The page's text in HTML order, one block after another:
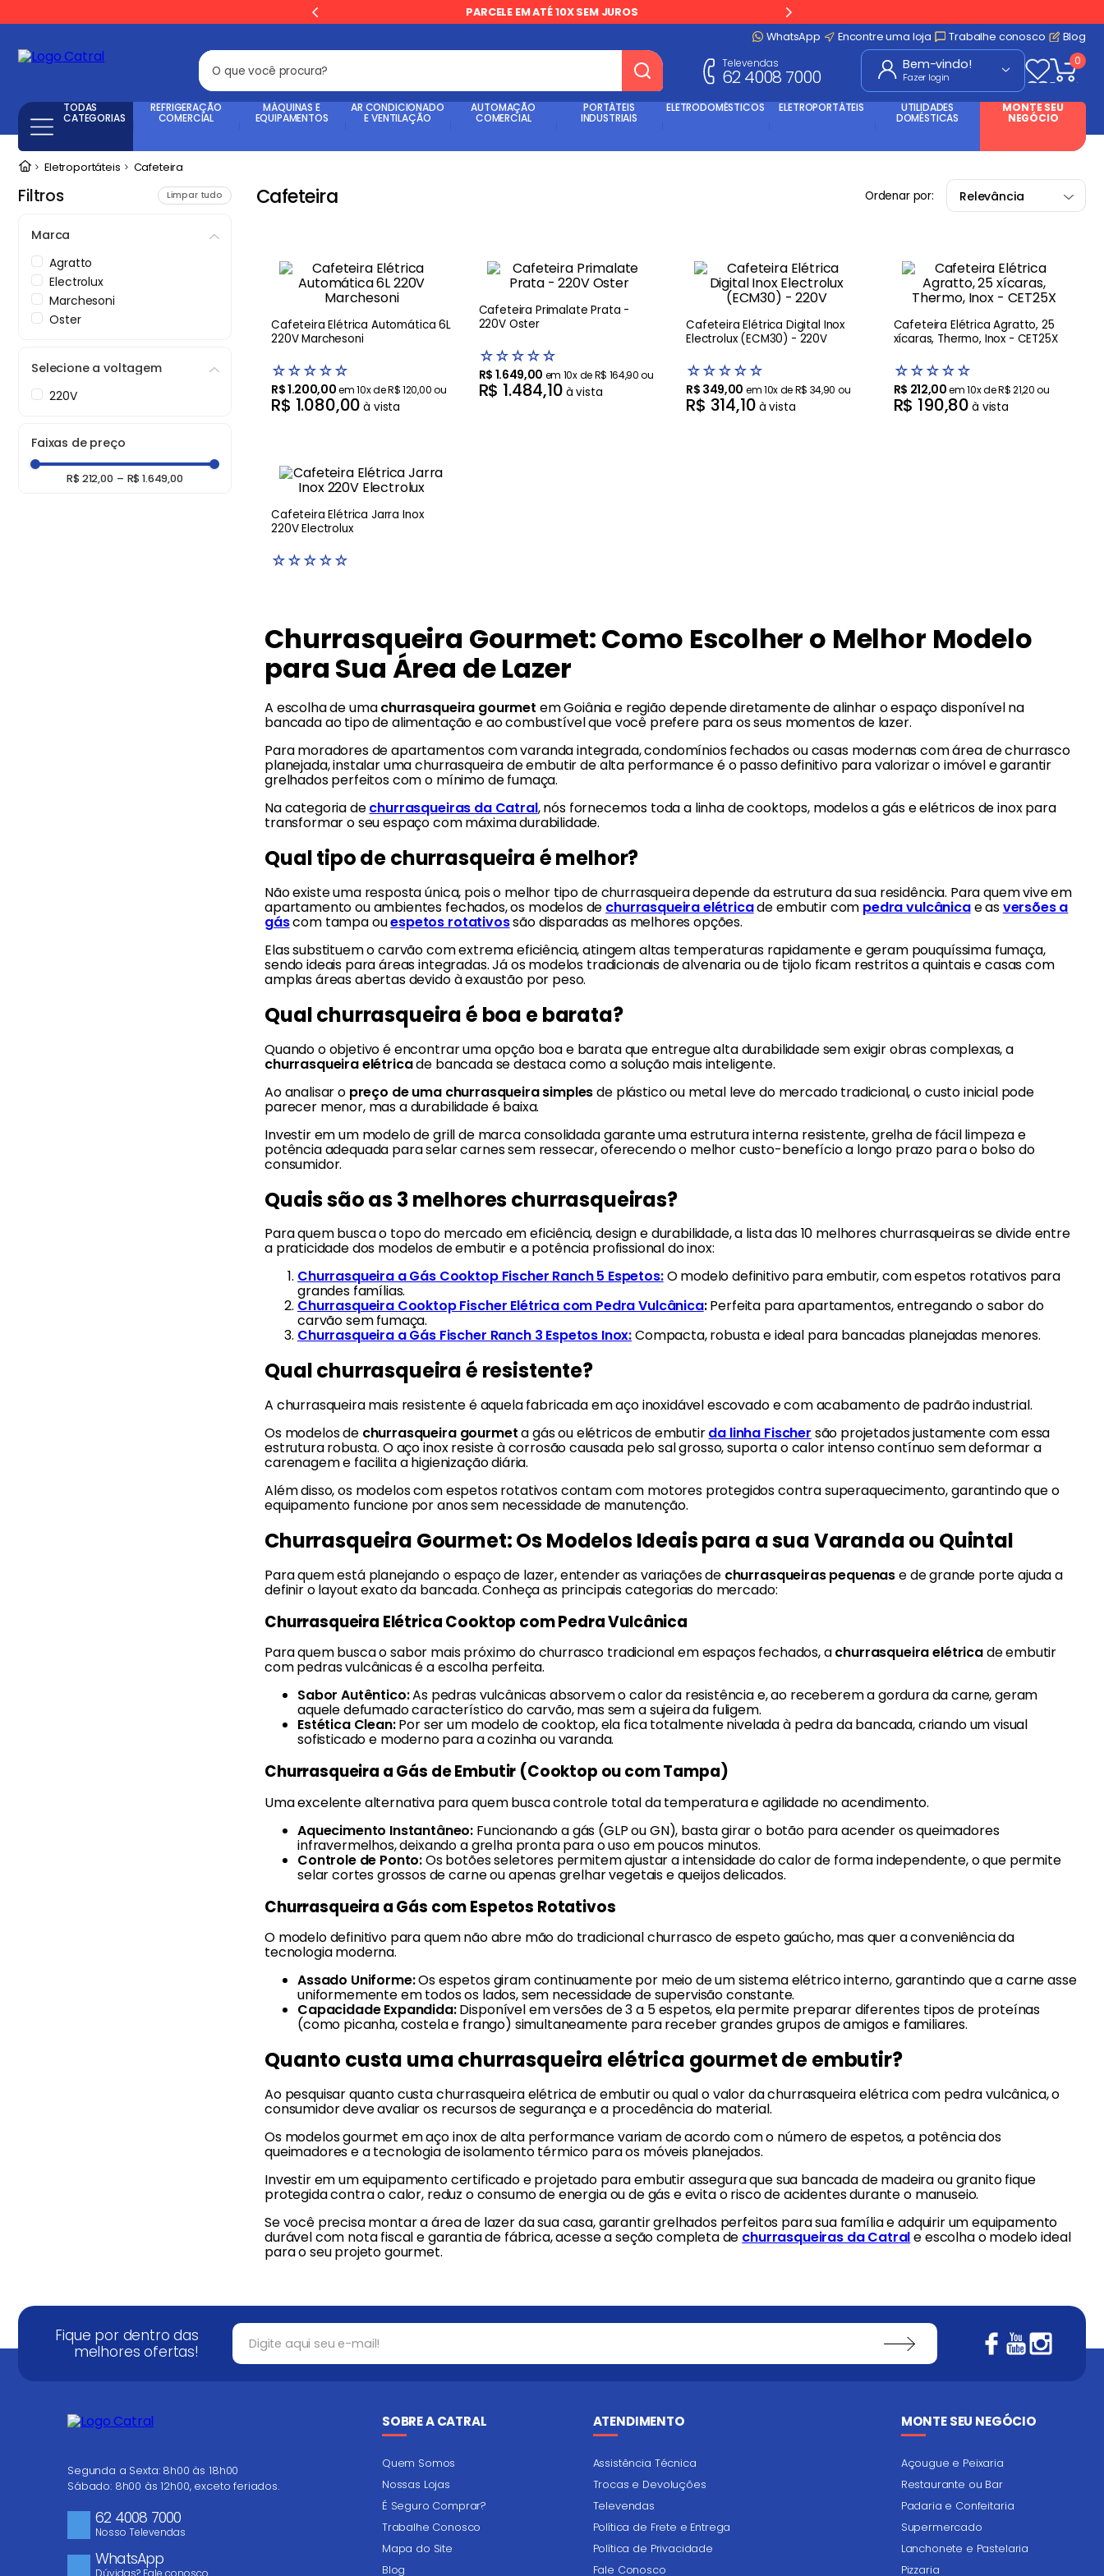
PARCELE EM ATÉ 10X SEM JUROS
WhatsApp
Encontre uma loja Trabalhe conosco Blog
O que você procura? Televendas
62 4008 7000 Fazer login
0
TODAS
CATEGORIAS
REFRIGERAÇÃO
COMERCIAL
MÁQUINAS E
EQUIPAMENTOS
AR CONDICIONADO
E VENTILAÇÃO
AUTOMAÇÃO
COMERCIAL
PORTÁTEIS
INDUSTRIAIS
ELETRODOMÉSTICOS ELETROPORTÁTEIS UTILIDADES
DOMÉSTICAS
MONTE SEU
NEGÓCIO
Eletroportáteis Cafeteira
Filtros
Marca
Agratto
Electrolux
Marchesoni
Oster
Selecione a voltagem
220V
Faixas de preço
R$ 212,00 – R$ 1.649,00
Limpar tudo Cafeteira Relevância
Cafeteira Elétrica Automática 6L
220V Marchesoni
☆☆☆☆☆
R$1.200,00em10x deR$120,00ou
R$ 1.080,00 à vista
Cafeteira Primalate Prata -
220V Oster
☆☆☆☆☆
R$ 1.649,00 em 10x deR$ 164,90ou
R$ 1.484,10 à vista
Cafeteira Elétrica Digital Inox
Electrolux (ECM30) - 220V
☆☆☆☆☆
R$ 349,00 em10x deR$ 34,90 ou
R$ 314,10 à vista
Cafeteira Elétrica Agratto, 25
xícaras, Thermo, Inox - CET25X
☆☆☆☆☆
R$ 212,00em10x deR$21,20ou
R$ 190,80 à vista
Cafeteira Elétrica Jarra Inox
220V Electrolux
☆☆☆☆☆
Churrasqueira Gourmet: Como Escolher o Melhor Modelo
para Sua Área de Lazer
A escolha de umachurrasqueira gourmet em Goiânia e região depende diretamente de alinhar o espaço disponível na
bancada ao tipo de alimentação e ao combustível que você prefere para os seus momentos de lazer.
Para moradores de apartamentos com varanda integrada, condomínios fechados ou casas modernas com área de churrasco
planejada, instalar uma churrasqueira de embutir de alta performance é o passo definitivo para valorizar o imóvel e garantir
grelhados perfeitos com o mínimo de fumaça.
Na categoria dechurrasqueiras da Catral, nós fornecemos toda a linha de cooktops, modelos a gás e elétricos de inox para
transformar o seu espaço com máxima durabilidade.
Qual tipo de churrasqueira é melhor?
Não existe uma resposta única, pois o melhor tipo de churrasqueira depende da estrutura da sua residência. Para quem vive em
apartamento ou ambientes fechados, os modelos de churrasqueira elétricade embutir com pedra vulcânicae asversões a
gáscom tampa ouespetos rotativossão disparadas as melhores opções.
Elas substituem o carvão com extrema eficiência, atingem altas temperaturas rapidamente e geram pouquíssima fumaça,
sendo ideais para áreas integradas. Já os modelos tradicionais de alvenaria ou de tijolo ficam restritos a quintais e casas com
amplas áreas abertas devido à exaustão por peso.
Qual churrasqueira é boa e barata?
Quando o objetivo é encontrar uma opção boa e barata que entregue alta durabilidade sem exigir obras complexas, a
churrasqueira elétricade bancada se destaca como a solução mais inteligente.
Ao analisar o preço de uma churrasqueira simplesde plástico ou metal leve do mercado tradicional, o custo inicial pode
parecer menor, mas a durabilidade é baixa.
Investir em um modelo de grill de marca consolidada garante uma estrutura interna resistente, grelha de fácil limpeza e
potência adequada para selar carnes sem ressecar, oferecendo o melhor custo-benefício a longo prazo para o bolso do
consumidor.
Quais são as 3 melhores churrasqueiras?
Para quem busca o topo do mercado em eficiência, design e durabilidade, a lista das 10 melhores churrasqueiras se divide entre
a praticidade dos modelos de embutir e a potência profissional do inox:
Churrasqueira a Gás Cooktop Fischer Ranch 5 Espetos:O modelo definitivo para embutir, com espetos rotativos para
grandes famílias.
Churrasqueira Cooktop Fischer Elétrica com Pedra Vulcânica:Perfeita para apartamentos, entregando o sabor do
carvão sem fumaça.
Churrasqueira a Gás Fischer Ranch 3 Espetos Inox:Compacta, robusta e ideal para bancadas planejadas menores.
Qual churrasqueira é resistente?
A churrasqueira mais resistente é aquela fabricada em aço inoxidável escovado e com acabamento de padrão industrial.
Os modelos de churrasqueira gourmeta gás ou elétricos de embutirda linha Fischer são projetados justamente com essa
estrutura robusta. O aço inox resiste à corrosão causada pelo sal grosso, suporta o calor intenso contínuo sem deformar a
carenagem e facilita a higienização diária.
Além disso, os modelos com espetos rotativos contam com motores protegidos contra superaquecimento, garantindo que o
equipamento funcione por anos sem necessidade de manutenção.
Churrasqueira Gourmet: Os Modelos Ideais para a sua Varanda ou Quintal
Para quem está planejando o espaço de lazer, entender as variações de churrasqueiras pequenase de grande porte ajuda a
definir o layout exato da bancada. Conheça as principais categorias do mercado:
Churrasqueira Elétrica Cooktop com Pedra Vulcânica
Para quem busca o sabor mais próximo do churrasco tradicional em espaços fechados, achurrasqueira elétricade embutir
com pedras vulcânicas é a escolha perfeita.
Sabor Autêntico:As pedras vulcânicas absorvem o calor da resistência e, ao receberem a gordura da carne, geram
aquele defumado característico do carvão, mas sem a sujeira da fuligem.
Estética Clean:Por ser um modelo de cooktop, ela fica totalmente nivelada à pedra da bancada, criando um visual
sofisticado e moderno para a cozinha ou varanda.
Churrasqueira a Gás de Embutir (Cooktop ou com Tampa)
Uma excelente alternativa para quem busca controle total da temperatura e agilidade no acendimento.
Aquecimento Instantâneo: Funcionando a gás (GLP ou GN), basta girar o botão para acender os queimadores
infravermelhos, deixando a grelha pronta para o uso em poucos minutos.
Controle de Ponto:Os botões seletores permitem ajustar a intensidade do calor de forma independente, o que permite
selar cortes grossos de carne ou apenas grelhar vegetais e queijos delicados.
Churrasqueira a Gás com Espetos Rotativos
O modelo definitivo para quem não abre mão do tradicional churrasco de espeto gaúcho, mas quer a conveniência da
tecnologia moderna.
Assado Uniforme:Os espetos giram continuamente por meio de um sistema elétrico interno, garantindo que a carne asse
uniformemente em todos os lados, sem necessidade de supervisão constante.
Capacidade Expandida:Disponível em versões de 3 a 5 espetos, ela permite preparar diferentes tipos de proteínas
(como picanha, costela e frango) simultaneamente para receber grandes grupos de amigos e familiares.
Quanto custa uma churrasqueira elétrica gourmet de embutir?
Ao pesquisar quanto custa churrasqueira elétrica de embutir ou qual o valor da churrasqueira elétrica com pedra vulcânica, o
consumidor deve avaliar os recursos de segurança e a procedência do material.
Os modelos gourmet em aço inox de alta performance variam de acordo com o número de espetos, a potência dos
queimadores e a tecnologia de isolamento térmico para os móveis planejados.
Investir em um equipamento certificado e projetado para embutir assegura que sua bancada de madeira ou granito fique
protegida contra o calor, reduz o consumo de energia ou de gás e evita o risco de acidentes durante o manuseio.
Se você precisa montar a área de lazer da sua casa, garantir grelhados perfeitos para sua família e adquirir um equipamento
durável com nota fiscal e garantia de fábrica, acesse a seção completa de churrasqueiras da Catrale escolha o modelo ideal
para o seu projeto gourmet.
Fique por dentro das
melhores ofertas!
Segunda a Sexta: 8h00 às 18h00
Sábado: 8h00 às 12h00, exceto feriados.
62 4008 7000
Nosso Televendas
WhatsApp
SOBRE A CATRAL
Quem Somos
Nossas Lojas
É Seguro Comprar?
Trabalhe Conosco
Mapa do Site
Blog
ATENDIMENTO
Assistência Técnica
Trocas e Devoluções
Televendas
Política de Frete e Entrega
Política de Privacidade
Fale Conosco
MONTE SEU NEGÓCIO
Açougue e Peixaria
Restaurante ou Bar
Padaria e Confeitaria
Supermercado
Lanchonete e Pastelaria
Pizzaria
Termos mais buscados
º Balança
Cervejeira
Fritadeira
Balanças
Fogão